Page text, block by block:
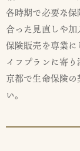
各時期で必要な
合った見直しや加
保険販売を専業
イフプランに寄り
京都で生命保険
い。